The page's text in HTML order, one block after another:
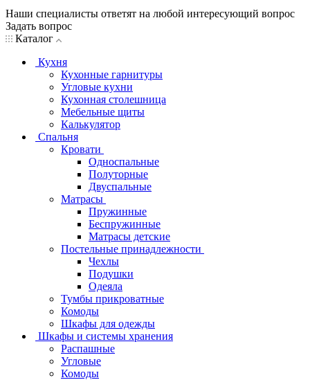
Наши специалисты ответят на любой интересующий вопрос
Задать вопрос
Каталог
Кухня
Кухонные гарнитуры
Угловые кухни
Кухонная столешница
Мебельные щиты
Калькулятор
Спальня
Кровати
Односпальные
Полуторные
Двуспальные
Матрасы
Пружинные
Беспружинные
Матрасы детские
Постельные принадлежности
Чехлы
Подушки
Одеяла
Тумбы прикроватные
Комоды
Шкафы для одежды
Шкафы и системы хранения
Распашные
Угловые
Комоды